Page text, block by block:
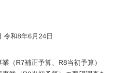
和8年6月24日
（R7補正予算、R8当初予算）